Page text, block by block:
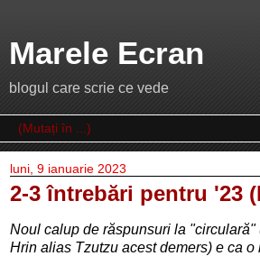
Marele Ecran
blogul care scrie ce vede
luni, 9 ianuarie 2023
2-3 întrebări pentru '23
Noul calup de răspunsuri la "circulară"
Hrin alias Tzutzu acestdemers) e ca o